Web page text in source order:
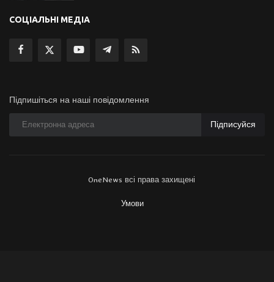
СОЦІАЛЬНІ МЕДІА
Підпишіться на наші повідомлення
Підписуйся
OneNews всі права захищені
Умови